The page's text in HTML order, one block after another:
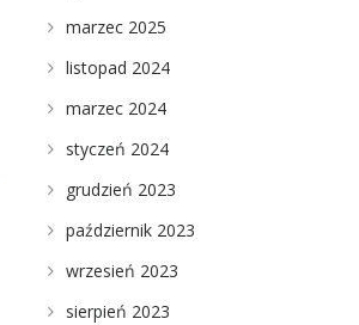
marzec 2025
listopad 2024
marzec 2024
styczeń 2024
grudzień 2023
październik 2023
wrzesień 2023
sierpień 2023